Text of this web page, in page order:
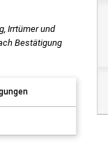
Irrtümer und
Bestätigung